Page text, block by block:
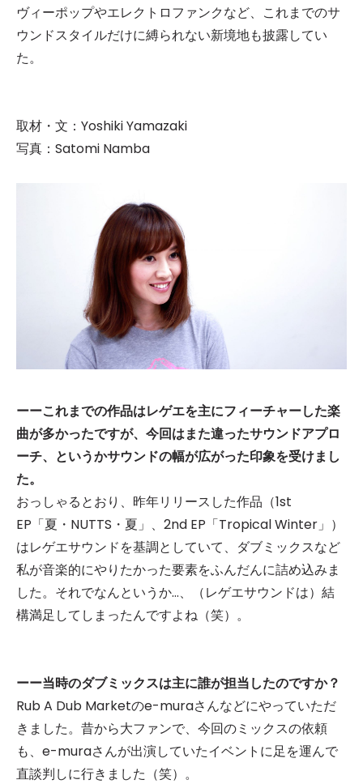
ヴィーポップやエレクトロファンクなど、これまでのサ
ウンドスタイルだけに縛られない新境地も披露してい
た。
取材・文：Yoshiki Yamazaki
写真：Satomi Namba
ーーこれまでの作品はレゲエを主にフィーチャーした楽
曲が多かったですが、今回はまた違ったサウンドアプロ
ーチ、というかサウンドの幅が広がった印象を受けまし
た。
おっしゃるとおり、昨年リリースした作品（1st
EP「夏・NUTTS・夏」、2nd EP「Tropical Winter」）
はレゲエサウンドを基調としていて、ダブミックスなど
私が音楽的にやりたかった要素をふんだんに詰め込みま
した。それでなんというか…、（レゲエサウンドは）結
構満足してしまったんですよね（笑）。
ーー当時のダブミックスは主に誰が担当したのですか？
Rub A Dub Marketのe-muraさんなどにやっていただ
きました。昔から大ファンで、今回のミックスの依頼
も、e-muraさんが出演していたイベントに足を運んで
直談判しに行きました（笑）。